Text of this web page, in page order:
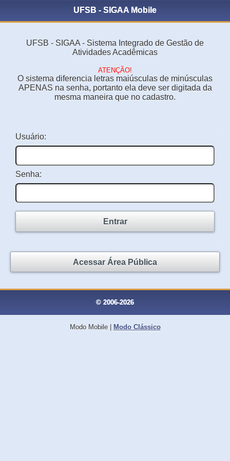
UFSB - SIGAA Mobile
UFSB - SIGAA - Sistema Integrado de Gestão de
Atividades Acadêmicas
ATENÇÃO!
O sistema diferencia letras maiúsculas de minúsculas
APENAS na senha, portanto ela deve ser digitada da
mesma maneira que no cadastro.
Usuário:
Senha:
Entrar
Acessar Área Pública
© 2006-2026
Modo Mobile| Modo Clássico